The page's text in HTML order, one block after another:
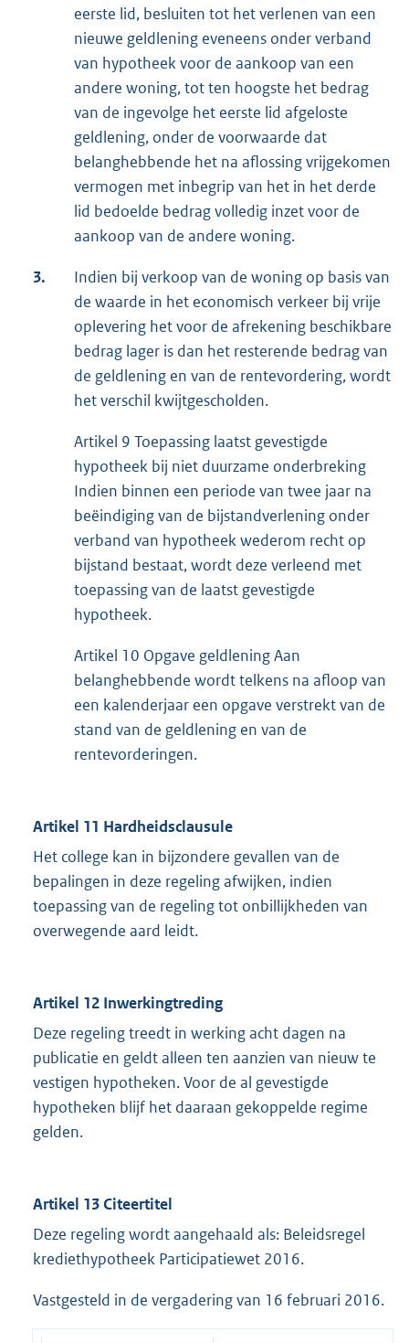
eerste lid, besluiten tot het verlenen van een
nieuwe geldlening eveneens onder verband
van hypotheek voor de aankoop van een
andere woning, tot ten hoogste het bedrag
van de ingevolge het eerste lid afgeloste
geldlening, onder de voorwaarde dat
belanghebbende het na aflossing vrijgekomen
vermogen met inbegrip van het in het derde
lid bedoelde bedrag volledig inzet voor de
aankoop van de andere woning.
3.
Indien bij verkoop van de woning op basis van
de waarde in het economisch verkeer bij vrije
oplevering het voor de afrekening beschikbare
bedrag lager is dan het resterende bedrag van
de geldlening en van de rentevordering, wordt
het verschil kwijtgescholden.
Artikel 9 Toepassing laatst gevestigde
hypotheek bij niet duurzame onderbreking
Indien binnen een periode van twee jaar na
beëindiging van de bijstandverlening onder
verband van hypotheek wederom recht op
bijstand bestaat, wordt deze verleend met
toepassing van de laatst gevestigde
hypotheek.
Artikel 10 Opgave geldlening Aan
belanghebbende wordt telkens na afloop van
een kalenderjaar een opgave verstrekt van de
stand van de geldlening en van de
rentevorderingen.
Artikel 11 Hardheidsclausule
Het college kan in bijzondere gevallen van de
bepalingen in deze regeling afwijken, indien
toepassing van de regeling tot onbillijkheden van
overwegende aard leidt.
Artikel 12 Inwerkingtreding
Deze regeling treedt in werking acht dagen na
publicatie en geldt alleen ten aanzien van nieuw te
vestigen hypotheken. Voor de al gevestigde
hypotheken blijf het daaraan gekoppelde regime
gelden.
Artikel 13 Citeertitel
Deze regeling wordt aangehaald als: Beleidsregel
krediethypotheek Participatiewet 2016.
Vastgesteld in de vergadering van 16 februari 2016.